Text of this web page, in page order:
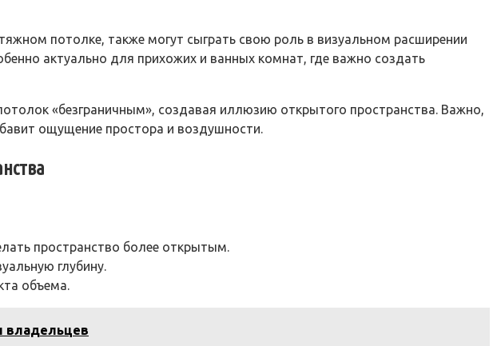
потолке, также могут сыграть свою роль в визуальном расширении
актуально для прихожих и ванных комнат, где важно создать
«безграничным», создавая иллюзию открытого пространства. Важно,
ощущение простора и воздушности.
пространство более открытым.
глубину.
объема.
владельцев